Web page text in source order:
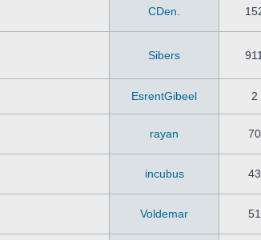
CDen.
Sibers 911
EsrentGibeel 2
rayan 70
incubus 43
Voldemar 51